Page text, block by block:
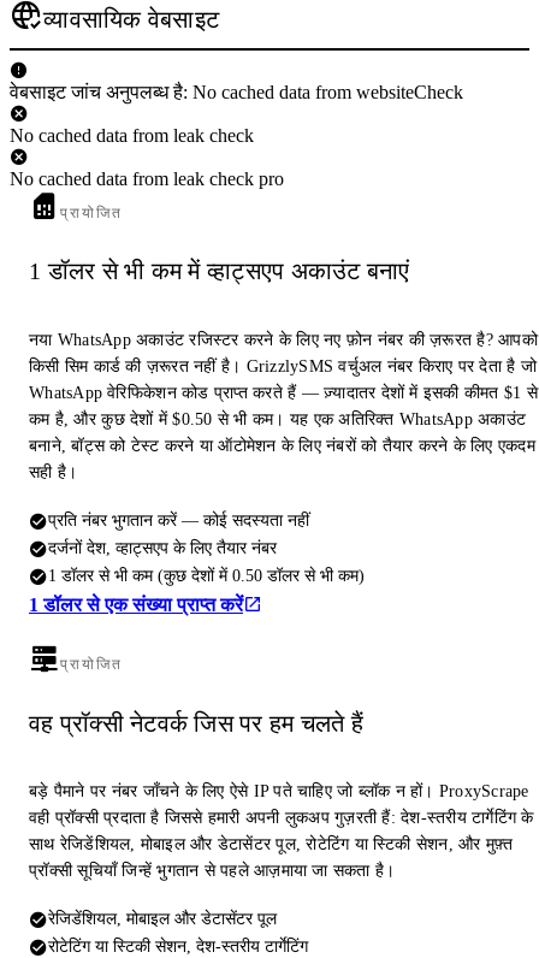
व्यावसायिक वेबसाइट
वेबसाइट जांच अनुपलब्ध है: No cached data from websiteCheck
No cached data from leak check
No cached data from leak check pro
प्रायोजित
1 डॉलर से भी कम में व्हाट्सएप अकाउंट बनाएं
नया WhatsApp अकाउंट रजिस्टर करने के लिए नए फ़ोन नंबर की ज़रूरत है? आपको
किसी सिम कार्ड की ज़रूरत नहीं है। GrizzlySMS वर्चुअल नंबर किराए पर देता है जो
WhatsApp वेरिफिकेशन कोड प्राप्त करते हैं — ज़्यादातर देशों में इसकी कीमत $1 से
कम है, और कुछ देशों में $0.50 से भी कम। यह एक अतिरिक्त WhatsApp अकाउंट
बनाने, बॉट्स को टेस्ट करने या ऑटोमेशन के लिए नंबरों को तैयार करने के लिए एकदम
सही है।
प्रति नंबर भुगतान करें — कोई सदस्यता नहीं
दर्जनों देश, व्हाट्सएप के लिए तैयार नंबर
1 डॉलर से भी कम (कुछ देशों में 0.50 डॉलर से भी कम)
1 डॉलर से एक संख्या प्राप्त करें
प्रायोजित
वह प्रॉक्सी नेटवर्क जिस पर हम चलते हैं
बड़े पैमाने पर नंबर जाँचने के लिए ऐसे IP पते चाहिए जो ब्लॉक न हों। ProxyScrape
वही प्रॉक्सी प्रदाता है जिससे हमारी अपनी लुकअप गुज़रती हैं: देश-स्तरीय टार्गेटिंग के
साथ रेजिडेंशियल, मोबाइल और डेटासेंटर पूल, रोटेटिंग या स्टिकी सेशन, और मुफ़्त
प्रॉक्सी सूचियाँ जिन्हें भुगतान से पहले आज़माया जा सकता है।
रेजिडेंशियल, मोबाइल और डेटासेंटर पूल
रोटेटिंग या स्टिकी सेशन, देश-स्तरीय टार्गेटिंग